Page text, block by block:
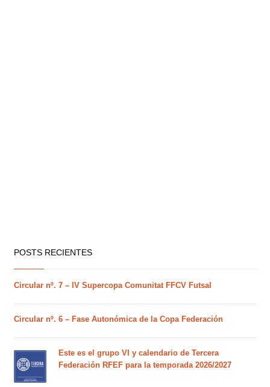
POSTS RECIENTES
Circular nº. 7 – IV Supercopa Comunitat FFCV Futsal
Circular nº. 6 – Fase Autonómica de la Copa Federación
Este es el grupo VI y calendario de Tercera
Federación RFEF para la temporada 2026/2027